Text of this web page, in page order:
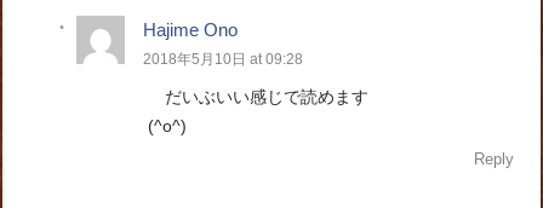
Hajime Ono
2018年5月10日 at 09:28
だいぶいい感じで読めます
(^o^)
Reply